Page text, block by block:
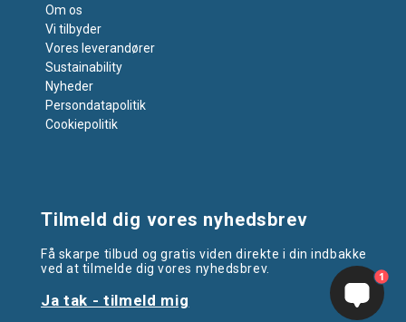
Om os
Vi tilbyder
Vores leverandører
Sustainability
Nyheder
Persondatapolitik
Cookiepolitik
Tilmeld dig vores nyhedsbrev
Få skarpe tilbud og gratis viden direkte i din indbakke
ved at tilmelde dig vores nyhedsbrev.
Ja tak - tilmeld mig
1